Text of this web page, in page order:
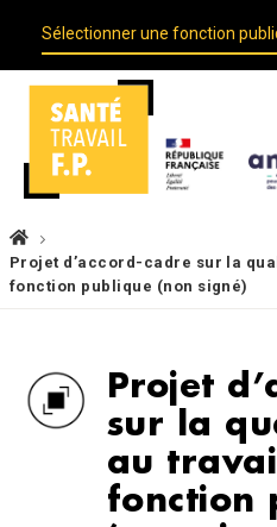
main
navigation
account
menu
Fil
d'Ariane
Projet d’accord-cadre sur la
fonction publique (non signé)
Projet
sur la
au
fonction